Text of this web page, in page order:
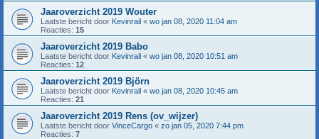
Jaaroverzicht 2019 Wouter
Laatste bericht door Kevinrail « wo jan 08, 2020 11:04 am
Reacties: 15
Jaaroverzicht 2019 Babo
Laatste bericht door Kevinrail « wo jan 08, 2020 10:51 am
Reacties: 12
Jaaroverzicht 2019 Björn
Laatste bericht door Kevinrail « wo jan 08, 2020 10:45 am
Reacties: 21
Jaaroverzicht 2019 Rens (ov_wijzer)
Laatste bericht door VinceCargo « zo jan 05, 2020 7:44 pm
Reacties: 7